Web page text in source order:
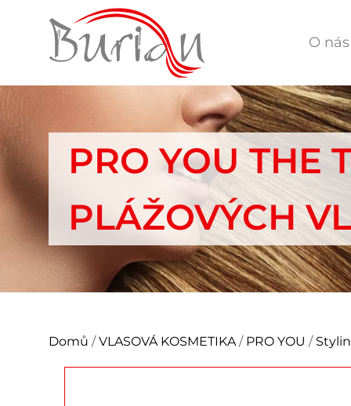
O nás
PRO YOU THE
PLÁŽOVÝCH
Domů /VLASOVÁ KOSMETIKA / PRO YOU /